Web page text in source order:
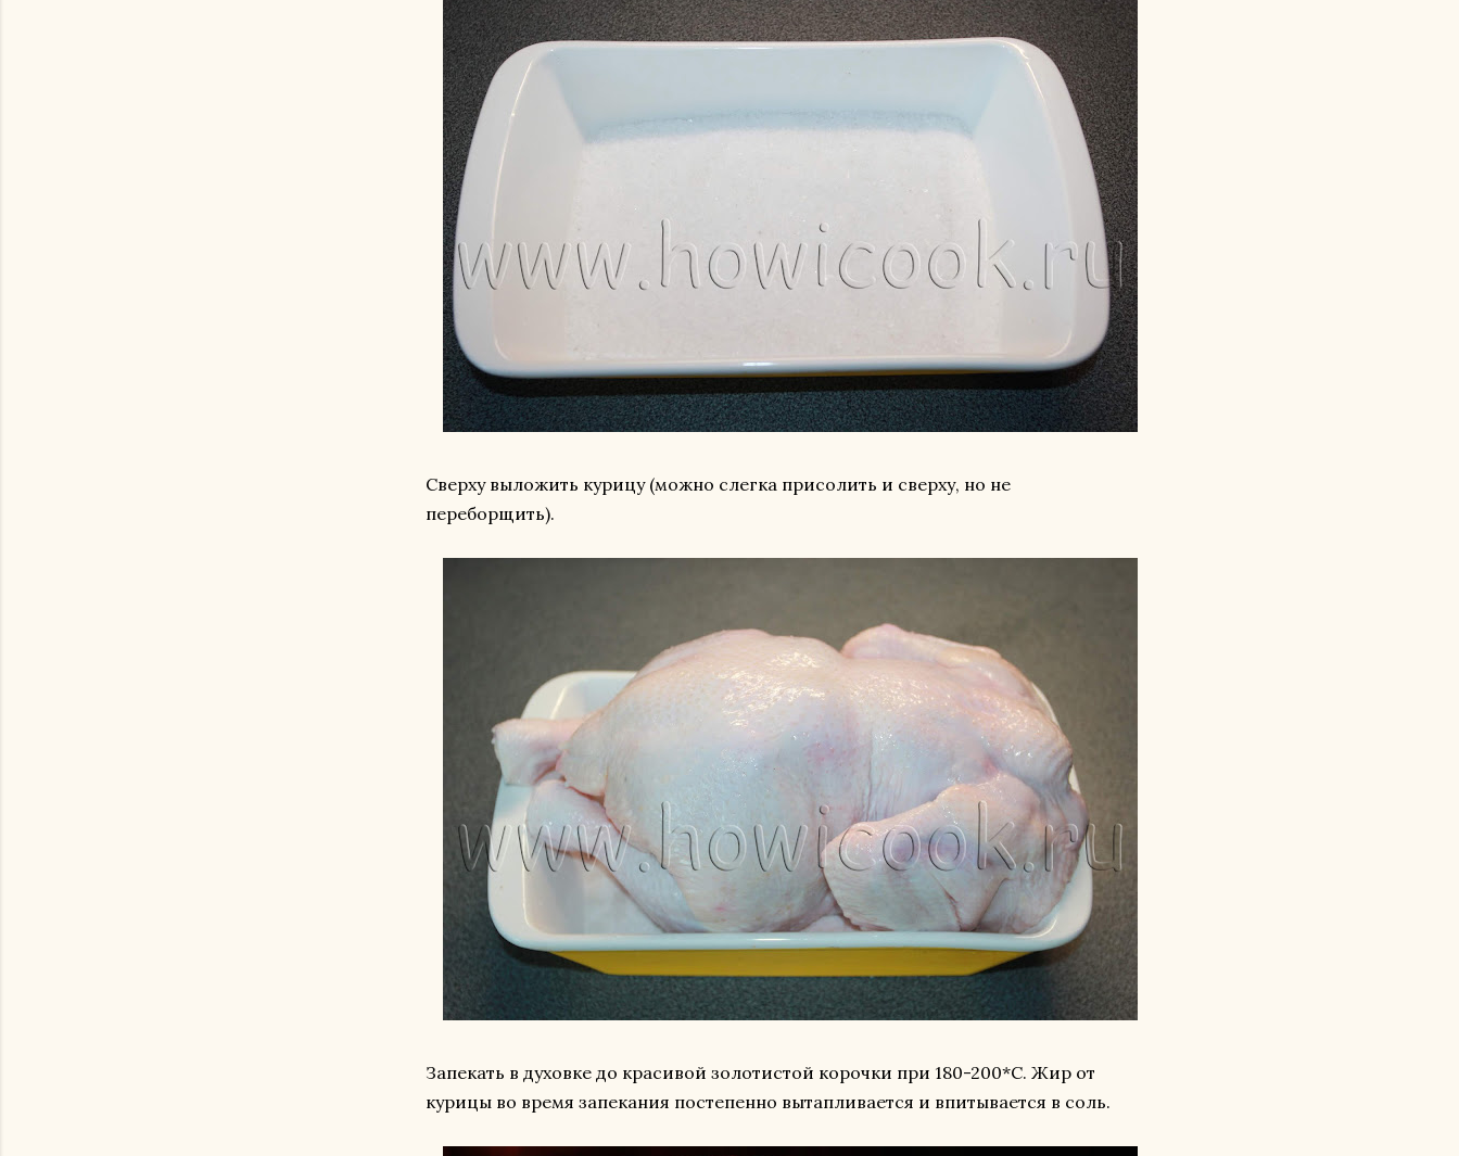
Сверху выложить курицу (можно слегка присолить и сверху, но не
переборщить).
Запекать в духовке до красивой золотистой корочки при 180-200*С. Жир от
курицы во время запекания постепенно вытапливается и впитывается в соль.